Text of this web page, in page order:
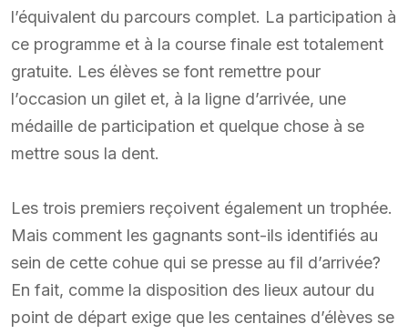
l’équivalent du parcours complet. La participation à
ce programme et à la course finale est totalement
gratuite. Les élèves se font remettre pour
l’occasion un gilet et, à la ligne d’arrivée, une
médaille de participation et quelque chose à se
mettre sous la dent.
Les trois premiers reçoivent également un trophée.
Mais comment les gagnants sont-ils identifiés au
sein de cette cohue qui se presse au fil d’arrivée?
En fait, comme la disposition des lieux autour du
point de départ exige que les centaines d’élèves se